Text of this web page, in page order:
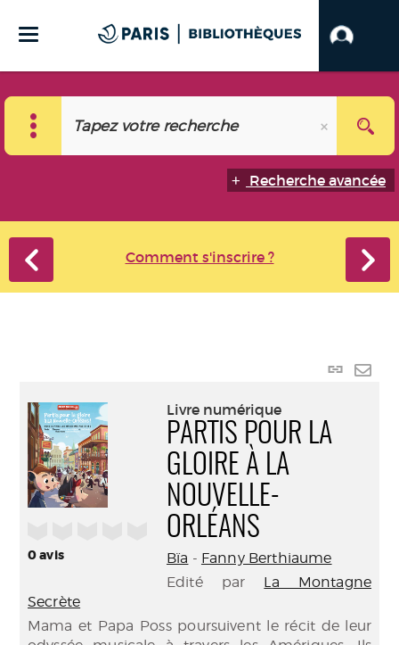
Recherche avancée
Comment s'inscrire ?
Lien
0avis
Livre numérique
PARTIS POUR LA
GLOIRE À LA
NOUVELLE-
ORLÉANS
Bïa - Fanny Berthiaume
Edité par La Montagne
Secrète
Mama et Papa Poss poursuivent le récit de leur